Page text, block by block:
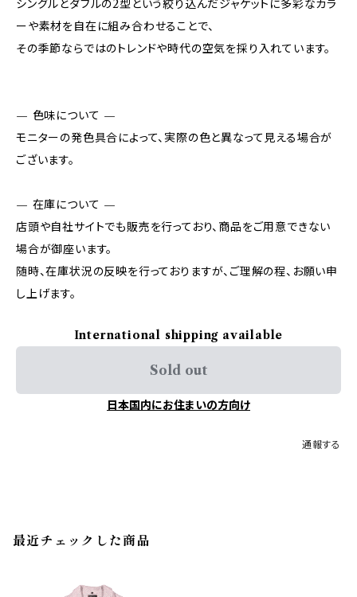
シングルとダブルの2型という絞り込んだジャケットに多彩なカラ
ーや素材を自在に組み合わせることで、
その季節ならではのトレンドや時代の空気を採り入れています。
— 色味について —
モニターの発色具合によって、実際の色と異なって見える場合が
ございます。
— 在庫について —
店頭や自社サイトでも販売を行っており、商品をご用意できない
場合が御座います。
随時、在庫状況の反映を行っておりますが、ご理解の程、お願い申
し上げます。
International shipping available
Sold out
日本国内にお住まいの方向け
通報する
最近チェックした商品